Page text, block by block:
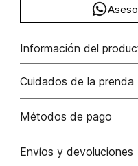
Información del
Chaqueta cuello mao
3% poliéster 22% 75.00%
poliéster/polyester3.00%
Cuidados de la prenda
Lavado profesional en
No lavar
Métodos de pago
Tarjetas de crédito: Visa,
Envíos y devoluciones